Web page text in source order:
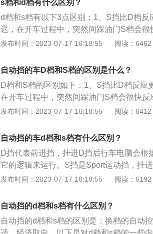
挡上坡更有力：在爬坡的时候没有把档位
出一些异响。这种情况的出现就是因为低
导致，所以上坡可以挂上S挡。
s档和d档有什么区别？
d档和s档有以下3点区别：1、S挡比D档
迟，在开车过程中，突然间踩油门S档会
下，当踩下油门的时候，S挡那种驾驶感受
出，长期使用S挡，由于进气量加大，油
体会不到S挡的驾驶乐趣。3、S挡上坡更
到S档，就会发现汽车的引擎会发出一些
时，发动机无法提供足够的动力所导致，
发布时间：2023-07-17 16:18:55 阅读：6462
自动挡的车D档和S档的区别是什么？
D档和S档的区别如下：1、S挡比D档反应
在开车过程中，突然间踩油门S档会很快
踩下油门的时候，S挡的驾驶感受很直观，
由于进气量加大，油耗自然比D挡高一些
乐趣。3、S挡上坡更有力：在爬坡的时候
会发出一些异响。这种情况的出现就是因
力所导致，所以上坡可以挂上S挡。
发布时间：2023-07-17 16:18:55 阅读：6412
自动挡的车d档和s档有什么区别？
D挡代表前进挡，挂进D挡后行车电脑会根
它的逻辑来运行。S挡是Sport运动挡，挂
会比较迟，换来的自然就是动力更强。以
时，变速箱就会换挡。不过，挡位是S挡
更多动力会传输到轮台之上。2.汽车上S挡
动挡车型，汽车变速箱在下坡又或上坡之
发布时间：2023-07-17 16:18:55 阅读：6192
自动挡的d档和s档有什么区别？
自动挡的d档和s档的区别是：换档的自动